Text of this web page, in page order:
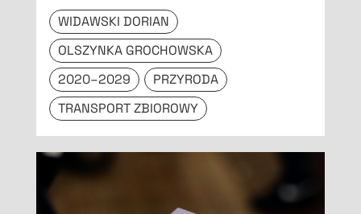
WIDAWSKI DORIAN
OLSZYNKA GROCHOWSKA
2020–2029
PRZYRODA
TRANSPORT ZBIOROWY